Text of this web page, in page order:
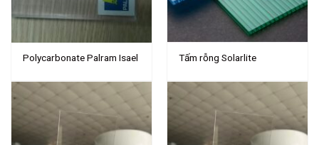
Polycarbonate Palram Isael Tấm rỗng Solarlite